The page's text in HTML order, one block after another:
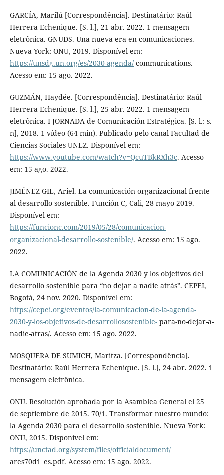
GARCÍA, Marilú [Correspondência]. Destinatário: Raúl
Herrera Echenique. [S. l.], 21 abr. 2022. 1 mensagem
eletrônica. GNUDS. Una nueva era en comunicaciones.
Nueva York: ONU, 2019. Disponível em:
https://unsdg.un.org/es/2030-agenda/communications.
Acesso em: 15 ago. 2022.
GUZMÁN, Haydée. [Correspondência]. Destinatário: Raúl
Herrera Echenique. [S. l.], 25 abr. 2022. 1 mensagem
eletrônica. I JORNADA de Comunicación Estratégica. [S. l.: s.
n], 2018. 1 vídeo (64 min). Publicado pelo canal Facultad de
Ciencias Sociales UNLZ. Disponível em:
https://www.youtube.com/watch?v=QcuTBkRXh3c. Acesso
em: 15 ago. 2022.
JIMÉNEZ GIL, Ariel. La comunicación organizacional frente
al desarrollo sostenible. Función C, Cali, 28 mayo 2019.
Disponível em:
https://funcionc.com/2019/05/28/comunicacion-
organizacional-desarrollo-sostenible/. Acesso em: 15 ago.
2022.
LA COMUNICACIÓN de la Agenda 2030 y los objetivos del
desarrollo sostenible para “no dejar a nadie atrás”. CEPEI,
Bogotá, 24 nov. 2020. Disponível em:
https://cepei.org/eventos/la-comunicacion-de-la-agenda-
2030-y-los-objetivos-de-desarrollosostenible-para-no-dejar-a-
nadie-atras/. Acesso em: 15 ago. 2022.
MOSQUERA DE SUMICH, Maritza. [Correspondência].
Destinatário: Raúl Herrera Echenique. [S. l.], 24 abr. 2022. 1
mensagem eletrônica.
ONU. Resolución aprobada por la Asamblea General el 25
de septiembre de 2015. 70/1. Transformar nuestro mundo:
la Agenda 2030 para el desarrollo sostenible. Nueva York:
ONU, 2015. Disponível em:
https://unctad.org/system/files/officialdocument/
ares70d1_es.pdf. Acesso em: 15 ago. 2022.